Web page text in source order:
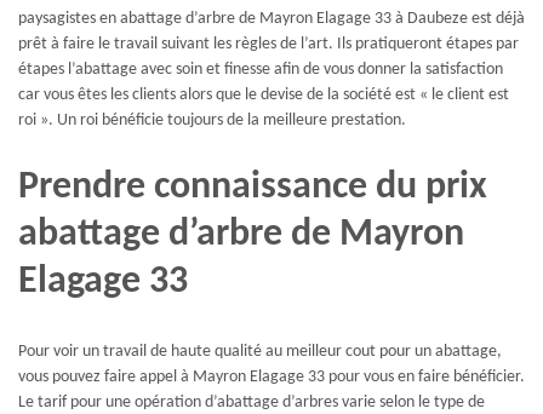
paysagistes en abattage d’arbre de Mayron Elagage 33 à Daubeze est déjà
prêt à faire le travail suivant les règles de l’art. Ils pratiqueront étapes par
étapes l’abattage avec soin et finesse afin de vous donner la satisfaction
car vous êtes les clients alors que le devise de la société est « le client est
roi ». Un roi bénéficie toujours de la meilleure prestation.
Prendre connaissance du prix
abattage d’arbre de Mayron
Elagage 33
Pour voir un travail de haute qualité au meilleur cout pour un abattage,
vous pouvez faire appel à Mayron Elagage 33 pour vous en faire bénéficier.
Le tarif pour une opération d’abattage d’arbres varie selon le type de